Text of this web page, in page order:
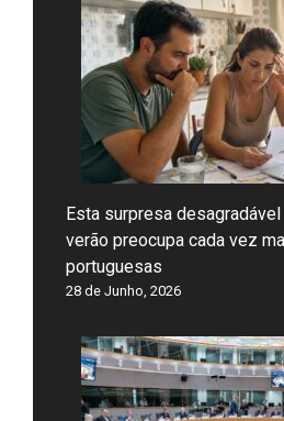
Esta surpresa
verão preocupa cada vez
portuguesas
28 de Junho, 2026